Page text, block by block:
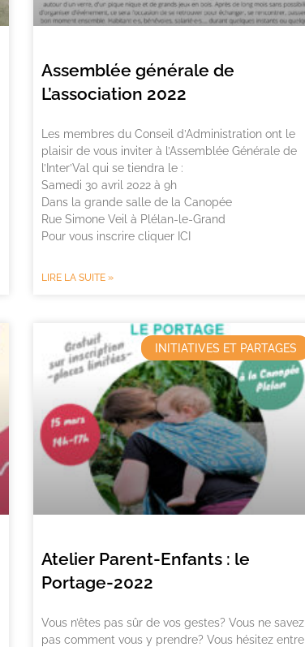
Assemblée générale de
L’association 2022
Les membres du Conseil d’Administration ont le
plaisir de vous inviter à l’Assemblée Générale de
l’Inter’Val qui se tiendra le :
Samedi 30 avril 2022 à 9h
Dans la grande salle de la Canopée
Rue Simone Veil à Plélan-le-Grand
Pour vous inscrire cliquer ICI
LIRE LA SUITE »
INITIATIVES ET PARTAGES
Atelier Parent-Enfants : le
Portage-2022
Vous n’êtes pas sûr de vos gestes? Vous ne savez
pas comment vous y prendre? Vous hésitez entre